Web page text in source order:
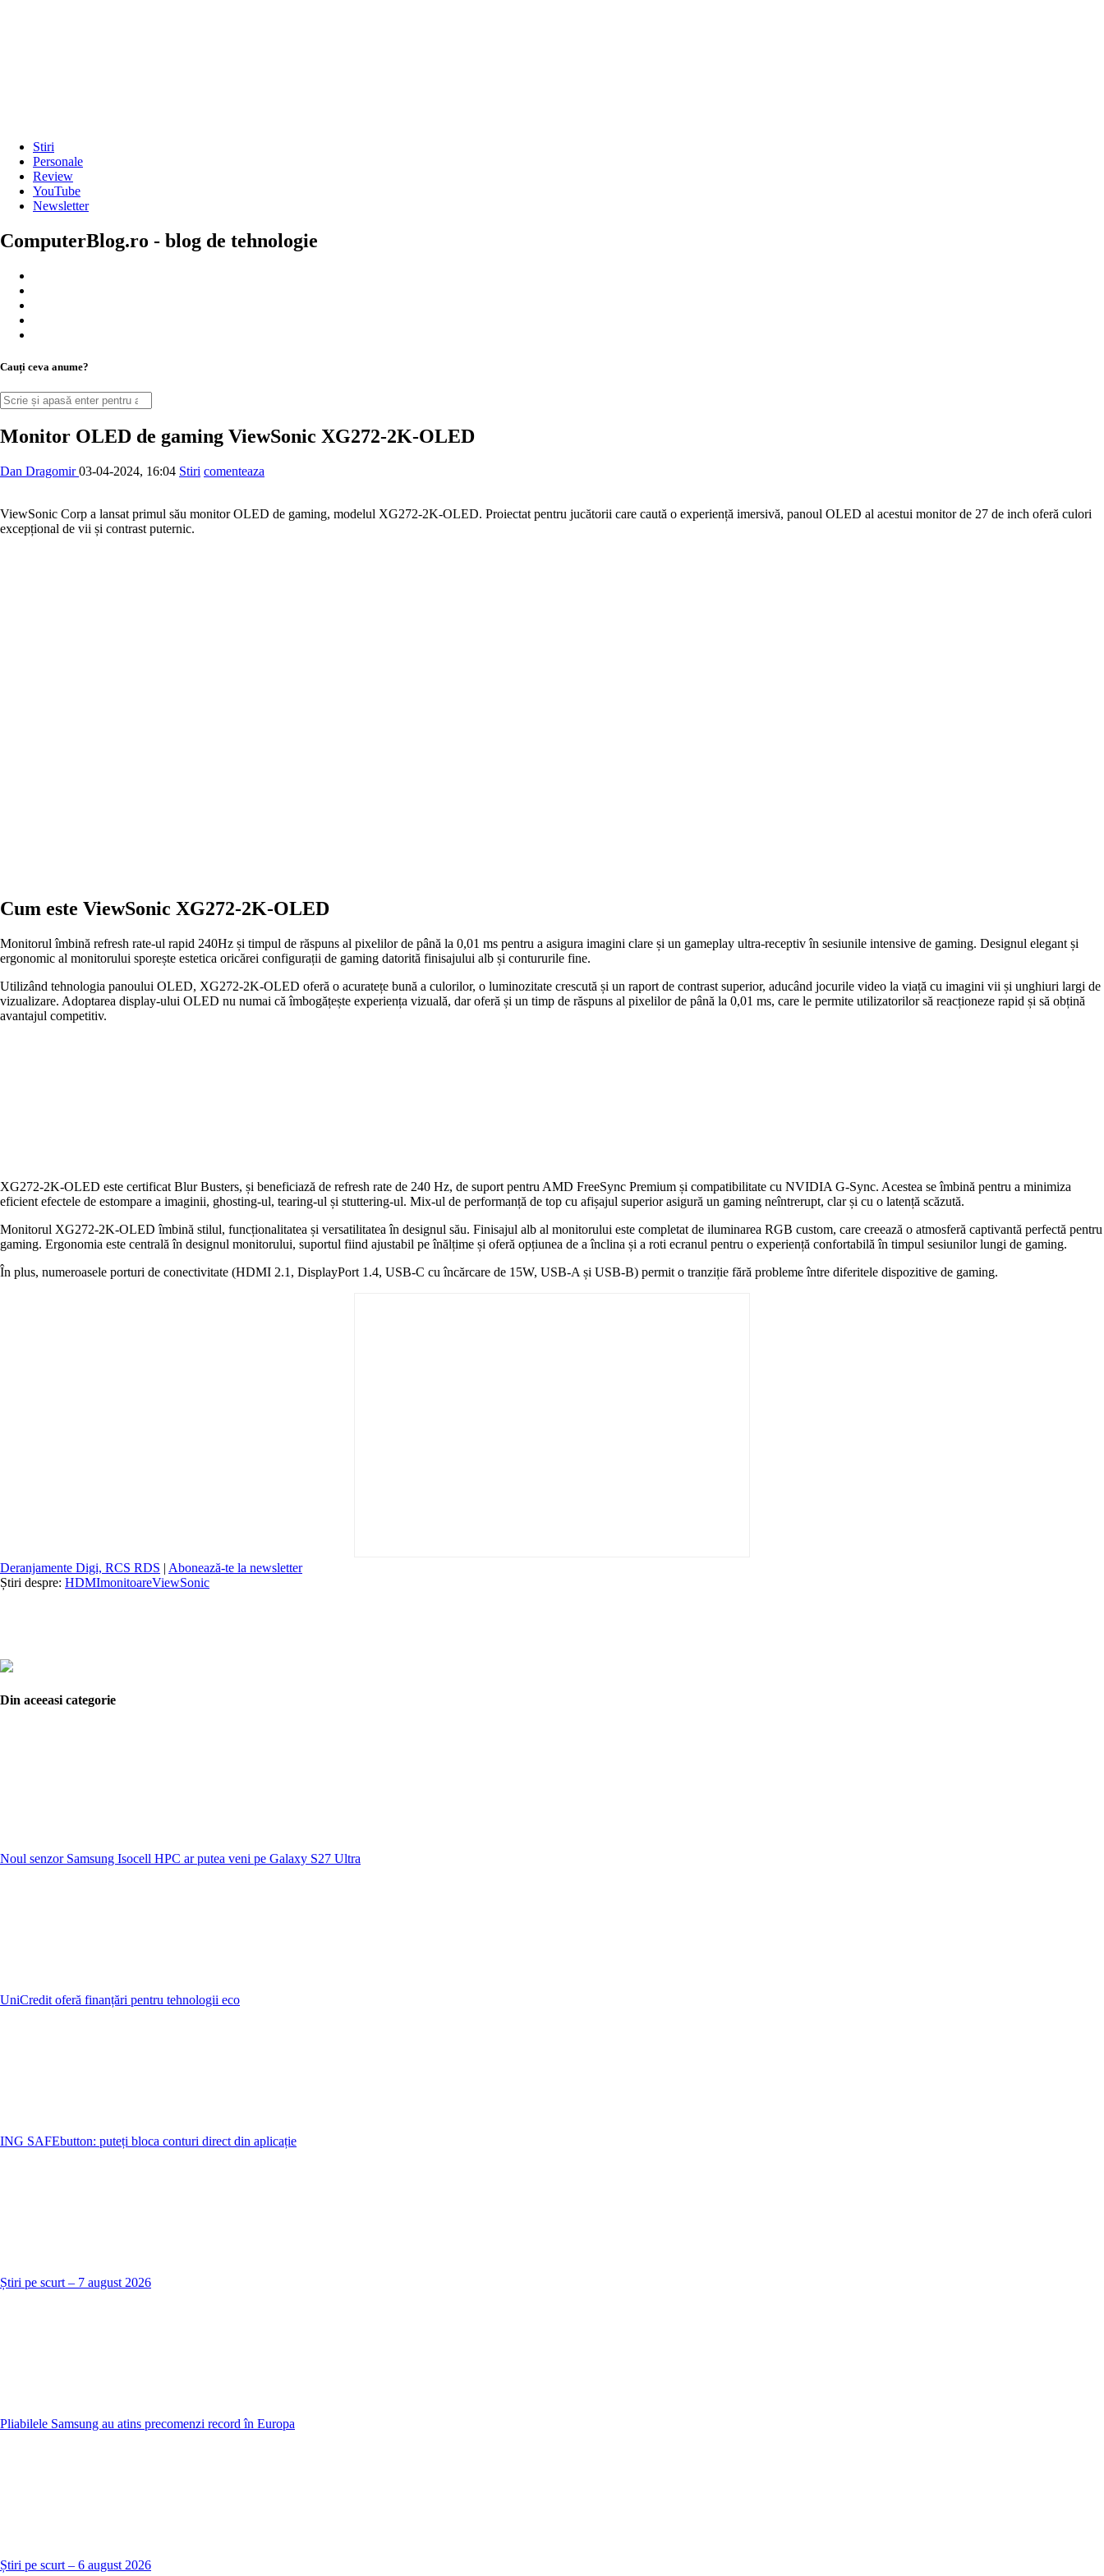
Stiri
Personale
Review
YouTube
Newsletter
ComputerBlog.ro - blog de tehnologie
Cauți ceva anume?
Monitor OLED de gaming ViewSonic XG272-2K-OLED
Dan Dragomir 03-04-2024, 16:04 Stiri comenteaza
ViewSonic Corp a lansat primul său monitor OLED de gaming, modelul XG272-2K-OLED. Proiectat pentru jucătorii care caută o experiență imersivă, panoul OLED al acestui monitor de 27 de inch oferă culori
excepțional de vii și contrast puternic.
Cum este ViewSonic XG272-2K-OLED
Monitorul îmbină refresh rate-ul rapid 240Hz și timpul de răspuns al pixelilor de până la 0,01 ms pentru a asigura imagini clare și un gameplay ultra-receptiv în sesiunile intensive de gaming. Designul elegant și
ergonomic al monitorului sporește estetica oricărei configurații de gaming datorită finisajului alb și contururile fine.
Utilizând tehnologia panoului OLED, XG272-2K-OLED oferă o acuratețe bună a culorilor, o luminozitate crescută și un raport de contrast superior, aducând jocurile video la viață cu imagini vii și unghiuri largi de
vizualizare. Adoptarea display-ului OLED nu numai că îmbogățește experiența vizuală, dar oferă și un timp de răspuns al pixelilor de până la 0,01 ms, care le permite utilizatorilor să reacționeze rapid și să obțină
avantajul competitiv.
XG272-2K-OLED este certificat Blur Busters, și beneficiază de refresh rate de 240 Hz, de suport pentru AMD FreeSync Premium și compatibilitate cu NVIDIA G-Sync. Acestea se îmbină pentru a minimiza
eficient efectele de estompare a imaginii, ghosting-ul, tearing-ul și stuttering-ul. Mix-ul de performanță de top cu afișajul superior asigură un gaming neîntrerupt, clar și cu o latență scăzută.
Monitorul XG272-2K-OLED îmbină stilul, funcționalitatea și versatilitatea în designul său. Finisajul alb al monitorului este completat de iluminarea RGB custom, care creează o atmosferă captivantă perfectă pentru
gaming. Ergonomia este centrală în designul monitorului, suportul fiind ajustabil pe înălțime și oferă opțiunea de a înclina și a roti ecranul pentru o experiență confortabilă în timpul sesiunilor lungi de gaming.
În plus, numeroasele porturi de conectivitate (HDMI 2.1, DisplayPort 1.4, USB-C cu încărcare de 15W, USB-A și USB-B) permit o tranziție fără probleme între diferitele dispozitive de gaming.
Deranjamente Digi, RCS RDS | Abonează-te la newsletter
Știri despre: HDMImonitoareViewSonic
Din aceeasi categorie
Noul senzor Samsung Isocell HPC ar putea veni pe Galaxy S27 Ultra
UniCredit oferă finanțări pentru tehnologii eco
ING SAFEbutton: puteți bloca conturi direct din aplicație
Știri pe scurt – 7 august 2026
Pliabilele Samsung au atins precomenzi record în Europa
Știri pe scurt – 6 august 2026